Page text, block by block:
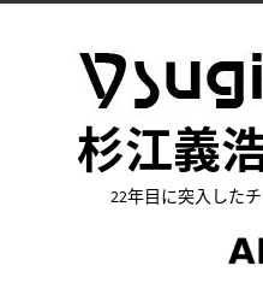
杉江義
22年目に突入した